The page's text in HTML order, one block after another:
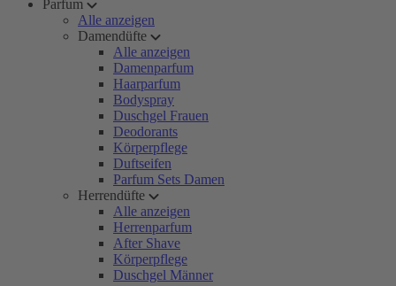
Parfum
Alle anzeigen
Damendüfte
Alle anzeigen
Damenparfum
Haarparfum
Bodyspray
Duschgel Frauen
Deodorants
Körperpflege
Duftseifen
Parfum Sets Damen
Herrendüfte
Alle anzeigen
Herrenparfum
After Shave
Körperpflege
Duschgel Männer